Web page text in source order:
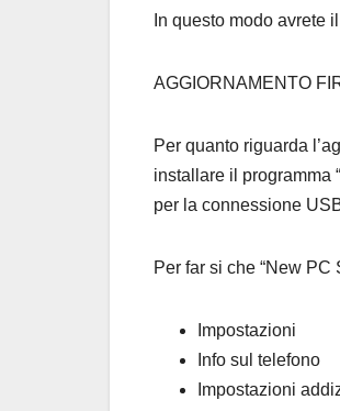
In questo modo avrete
AGGIORNAMENTO
Per quanto riguarda
installare il programma
per la connessione
Per far si che “New
Impostazioni
Info sul telefono
Impostazioni